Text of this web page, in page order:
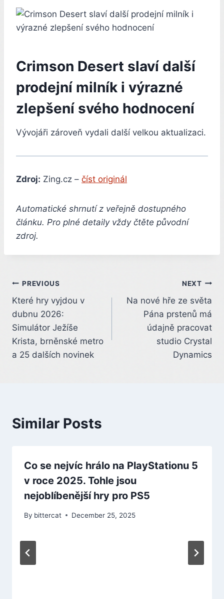
Crimson Desert slaví další
prodejní milník i výrazné
zlepšení svého hodnocení
Vývojáři zároveň vydali další velkou aktualizaci.
Zdroj: Zing.cz – číst originál
Automatické shrnutí z veřejně dostupného
článku. Pro plné detaily vždy čtěte původní
zdroj.
Post
navigation
PREVIOUS
Které hry vyjdou v
dubnu 2026:
Simulátor Ježíše
Krista, brněnské metro
a 25 dalších novinek
NEXT
Na nové hře ze světa
Pána prstenů má
údajně pracovat
studio Crystal
Dynamics
Similar Posts
Co se nejvíc hrálo na PlayStationu 5
v roce 2025. Tohle jsou
nejoblíbenější hry pro PS5
By bittercat December 25, 2025